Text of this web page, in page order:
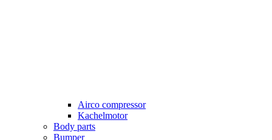
Airco compressor
Kachelmotor
Body parts
Bumper